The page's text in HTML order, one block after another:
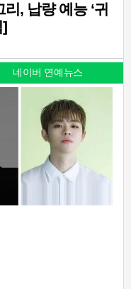
, 납량 예능 ‘귀
]
네이버 연예뉴스